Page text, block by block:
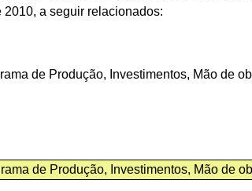
a seguir relacionados:
de Produção, Investimentos, Mão de
de Produção, Investimentos, Mão de